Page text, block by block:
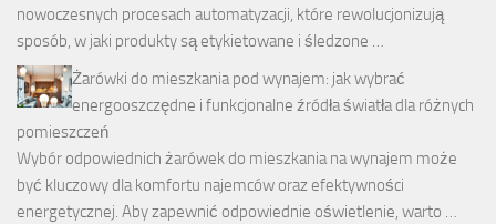
nowoczesnych procesach automatyzacji, które rewolucjonizują
sposób, w jaki produkty są etykietowane i śledzone …
Żarówki do mieszkania pod wynajem: jak wybrać
energooszczędne i funkcjonalne źródła światła dla różnych
pomieszczeń
Wybór odpowiednich żarówek do mieszkania na wynajem może
być kluczowy dla komfortu najemców oraz efektywności
energetycznej. Aby zapewnić odpowiednie oświetlenie, warto …